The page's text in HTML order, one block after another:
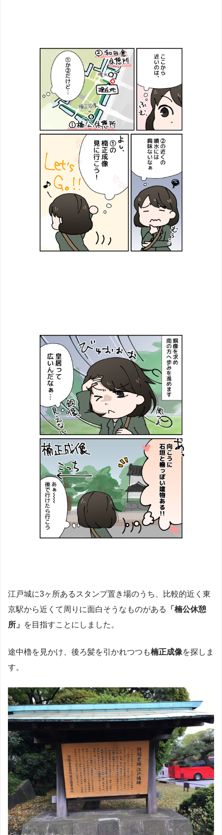
江戸城に3ヶ所あるスタンプ置き場のうち、比較的近く東
京駅から近くて周りに面白そうなものがある
「楠公休憩
所」 を目指すことにしました。
途中櫓を見かけ、後ろ髪を引かれつつも楠正成像を探しま
す。